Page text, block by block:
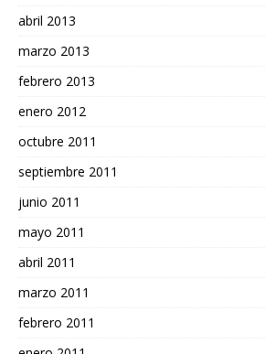
abril 2013
marzo 2013
febrero 2013
enero 2012
octubre 2011
septiembre 2011
junio 2011
mayo 2011
abril 2011
marzo 2011
febrero 2011